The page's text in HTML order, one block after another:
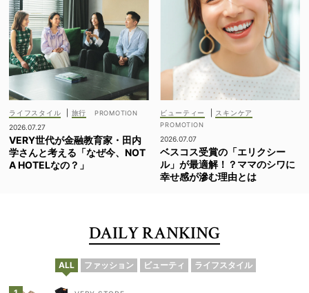
ライフスタイル
旅行
2026.07.27
VERY世代が金融教育家・田内
学さんと考える「なぜ今、NOT
A HOTELなの？」
ビューティー スキンケア
2026.07.07
ベスコス受賞の「エリクシー
ル」が最適解！？ママのシワに
幸せ感が滲む理由とは
DAILY RANKING
ALL ファッション ビューティ ライフスタイル